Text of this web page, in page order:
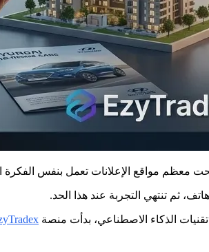
معظم مواقع الإعلانات تعمل بنفس الفكرة
ثم تنتهي التجربة عند هذا الحد.
الذكاء الاصطناعي، بدأت منصة